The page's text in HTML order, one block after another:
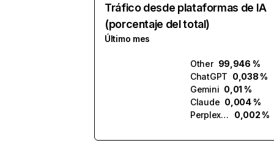
Tráfico desde plataformas de IA
(porcentaje del total)
Último mes
Other 99,946 %
ChatGPT 0,038 %
Gemini 0,01 %
Claude 0,004 %
Perplexity
0,002 %